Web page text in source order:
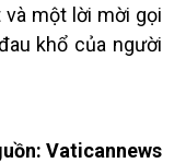
một lời mời gọi
khổ của người
Vaticannews